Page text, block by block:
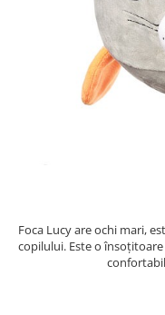
Olite tip scaunel simple
Reductoare
Reductoare moi
Seturi cadite 86 cm
Suporti metalici cadite
Mese de infasat pliabile
Mese de infasat Ultra
Patuturi pliabile
Sisteme de siguranta
Tampoane postnatale
Tampoane si protectii
Foca Lucy are ochi mari,
copilului. Este o